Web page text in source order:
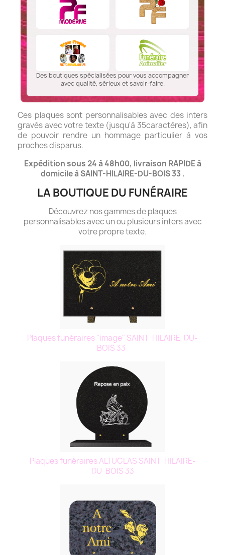
Des boutiques spécialisées pour vous accompagner
avec qualité, sérieux et savoir-faire.
Ces plaques sont personnalisables avec des inters
gravés avec votre texte (jusqu'à 35caractères), afin
de pouvoir rendre un hommage particulier à vos
proches disparus.
Expédition sous 24 à 48h00, livraison RAPIDE à
domicile à SAINT-HILAIRE-DU-BOIS 33 .
LA BOUTIQUE DU FUNÉRAIRE
Découvrez nos gammes de plaques
personnalisables avec un ou plusieurs inters avec
votre propre texte.
Plaques funéraires "image" SAINT-HILAIRE-DU-
BOIS 33
Plaques funéraires ALTUGLAS SAINT-HILAIRE-
DU-BOIS 33